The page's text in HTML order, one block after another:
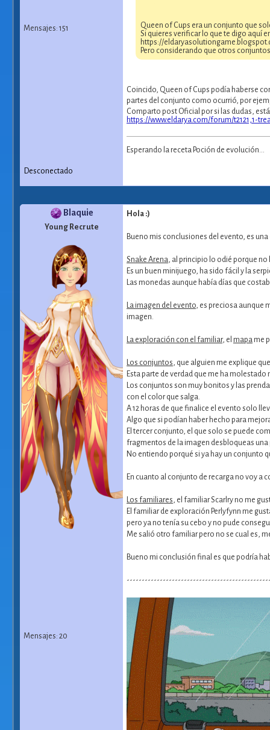
Mensajes: 151
Queen of Cups era un conjunto que
Si quieres verificar lo que te digo aquí
https://
Pero considerando que otros
Coincido, Queen of Cups podía haberse
partes del conjunto como ocurrió, por
Comparto post Oficial por si las dudas,
https://www.eldarya.com/forum/t2121,1-
Esperando la receta Poción de evolución...
Desconectado
Blaquie
Young Recrute
Mensajes: 20
Hola :)
Bueno mis conclusiones del evento, es
Snake Arena, al principio lo odié porque no
Es un buen minijuego, ha sido fácil y la
Las monedas aunque había días que
La imagen del evento, es preciosa aunque
imagen.
La exploración con el familiar, el mapa me
Los conjuntos, que alguien me explique
Esta parte de verdad que me ha molestado
Los conjuntos son muy bonitos y las
con el color que salga.
A 12 horas de que finalice el evento solo
Algo que si podían haber hecho para
El tercer conjunto, el que solo se puede
fragmentos de la imagen desbloqueas
No entiendo porqué si ya hay un conjunto
En cuanto al conjunto de recarga no voy a
Los familiares, el familiar Scarlry no me
El familiar de exploración Perlyfynn me
pero ya no tenía su cebo y no pude
Me salió otro familiar pero no se cual es,
Bueno mi conclusión final es que podría